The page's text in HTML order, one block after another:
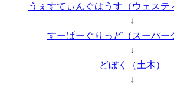
うぇすてぃんぐはうす（ウェステ
↓
すーぱーぐりっど（スーパー
↓
どぼく（土木）
↓